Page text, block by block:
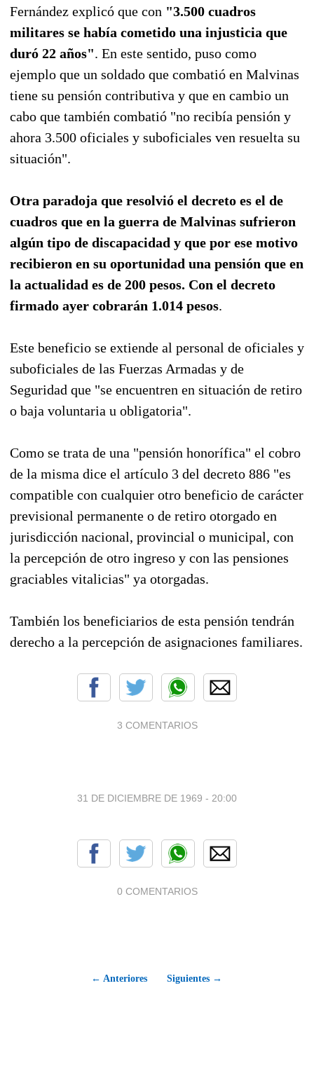
Fernández explicó que con "3.500 cuadros
militares se había cometido una injusticia que
duró 22 años". En este sentido, puso como
ejemplo que un soldado que combatió en Malvinas
tiene su pensión contributiva y que en cambio un
cabo que también combatió "no recibía pensión y
ahora 3.500 oficiales y suboficiales ven resuelta su
situación".
Otra paradoja que resolvió el decreto es el de
cuadros que en la guerra de Malvinas sufrieron
algún tipo de discapacidad y que por ese motivo
recibieron en su oportunidad una pensión que en
la actualidad es de 200 pesos. Con el decreto
firmado ayer cobrarán 1.014 pesos.
Este beneficio se extiende al personal de oficiales y
suboficiales de las Fuerzas Armadas y de
Seguridad que "se encuentren en situación de retiro
o baja voluntaria u obligatoria".
Como se trata de una "pensión honorífica" el cobro
de la misma dice el artículo 3 del decreto 886 "es
compatible con cualquier otro beneficio de carácter
previsional permanente o de retiro otorgado en
jurisdicción nacional, provincial o municipal, con
la percepción de otro ingreso y con las pensiones
graciables vitalicias" ya otorgadas.
También los beneficiarios de esta pensión tendrán
derecho a la percepción de asignaciones familiares.
3 COMENTARIOS
31 DE DICIEMBRE DE 1969 - 20:00
0 COMENTARIOS
← Anteriores Siguientes →